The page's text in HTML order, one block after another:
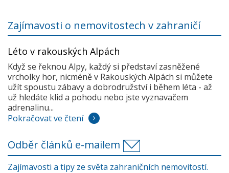
Zajímavosti o nemovitostech v zahraničí
Léto v rakouských Alpách
Když se řeknou Alpy, každý si představí zasněžené
vrcholky hor, nicméně v Rakouských Alpách si můžete
užít spoustu zábavy a dobrodružství i během léta - až
už hledáte klid a pohodu nebo jste vyznavačem
adrenalinu...
Pokračovat ve čtení
Odběr článků e-mailem
Zajímavosti a tipy ze světa zahraničních nemovitostí.